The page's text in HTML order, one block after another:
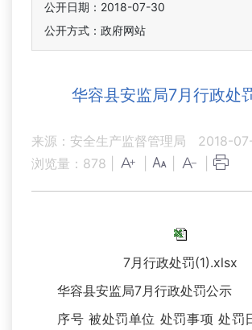
公开日期：2018-07-30
公开方式：政府网站
华容县安监局7月行政处
来源：安全生产监督管理局
2018-
浏览量： 878
7月行政处罚(1).xlsx
华容县安监局7月行政处罚公示
序号 被处罚单位 处罚事项 处罚